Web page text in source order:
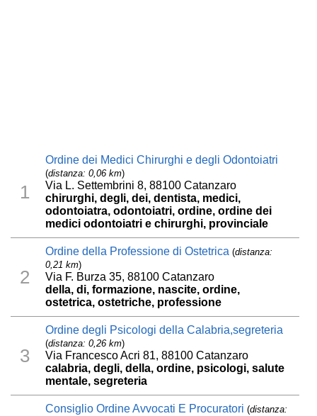
1
Ordine dei Medici Chirurghi e degli Odontoiatri
(distanza: 0,06 km)
Via L. Settembrini 8, 88100 Catanzaro
chirurghi, degli, dei, dentista, medici,
odontoiatra, odontoiatri, ordine, ordine dei
medici odontoiatri e chirurghi, provinciale
2
Ordine della Professione di Ostetrica (distanza:
0,21 km)
Via F. Burza 35, 88100 Catanzaro
della, di, formazione, nascite, ordine,
ostetrica, ostetriche, professione
3
Ordine degli Psicologi della Calabria,segreteria
(distanza: 0,26 km)
Via Francesco Acri 81, 88100 Catanzaro
calabria, degli, della, ordine, psicologi, salute
mentale, segreteria
Consiglio Ordine Avvocati E Procuratori (distanza: